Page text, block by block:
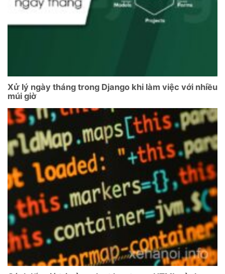
Xử lý ngày tháng trong Django khi làm việc với nhiều
múi giờ